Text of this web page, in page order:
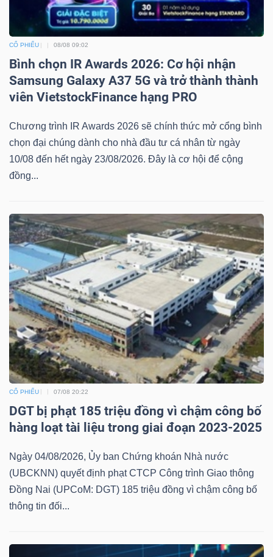
CỔ PHIẾU 08/08 09:02
Bình chọn IR Awards 2026: Cơ hội nhận
Samsung Galaxy A37 5G và trở thành thành
viên VietstockFinance hạng PRO
Chương trình IR Awards 2026 sẽ chính thức mở cổng bình
chọn đại chúng dành cho nhà đầu tư cá nhân từ ngày
10/08 đến hết ngày 23/08/2026. Đây là cơ hội để cộng
đồng...
CỔ PHIẾU 07/08 20:22
DGT bị phạt 185 triệu đồng vì chậm công bố
hàng loạt tài liệu trong giai đoạn 2023-2025
Ngày 04/08/2026, Ủy ban Chứng khoán Nhà nước
(UBCKNN) quyết định phạt CTCP Công trình Giao thông
Đồng Nai (UPCoM: DGT) 185 triệu đồng vì chậm công bố
thông tin đối...